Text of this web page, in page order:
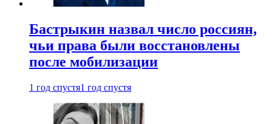
Бастрыкин назвал число россиян,
чьи права были восстановлены
после мобилизации
1 год спустя1 год спустя